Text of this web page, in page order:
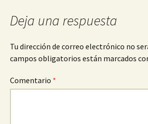
Deja una respuesta
Tu dirección de correo electrónico no
campos obligatorios están marcados
Comentario *